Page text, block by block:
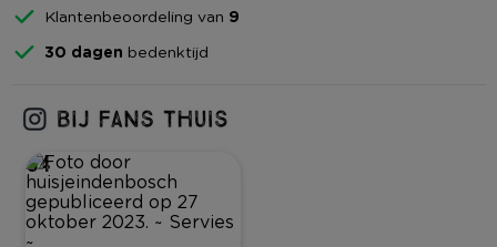
Klantenbeoordeling van 9
30 dagen bedenktijd
64